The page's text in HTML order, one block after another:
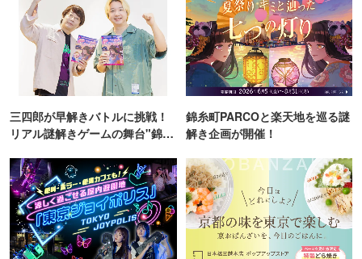
三四郎が早解きバトルに挑戦！
リアル謎解きゲームの舞台"錦糸
錦糸町PARCOと楽天地を巡る謎
解き企画が開催！